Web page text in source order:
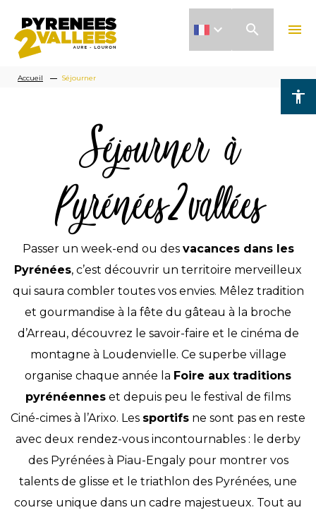
contenu
principal
accessibility
search menu
Fil
Accueil Séjourner
Séjourner à
Pyrénées2vallées
Passer un week-end ou des vacances dans les
Pyrénées, c’est découvrir un territoire merveilleux
qui saura combler toutes vos envies. Mêlez tradition
et gourmandise à la fête du gâteau à la broche
d’Arreau, découvrez le savoir-faire et le cinéma de
montagne à Loudenvielle. Ce superbe village
organise chaque année la Foire aux traditions
pyrénéennes et depuis peu le festival de films
Ciné-cimes à l’Arixo. Les sportifs ne sont pas en reste
avec deux rendez-vous incontournables : le derby
des Pyrénées à Piau-Engaly pour montrer vos
talents de glisse et le triathlon des Pyrénées, une
course unique dans un cadre majestueux. Tout au